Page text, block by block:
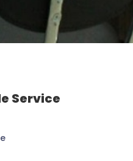
Service